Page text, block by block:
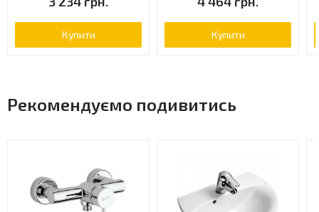
Купити Купити
Рекомендуємо подивитись